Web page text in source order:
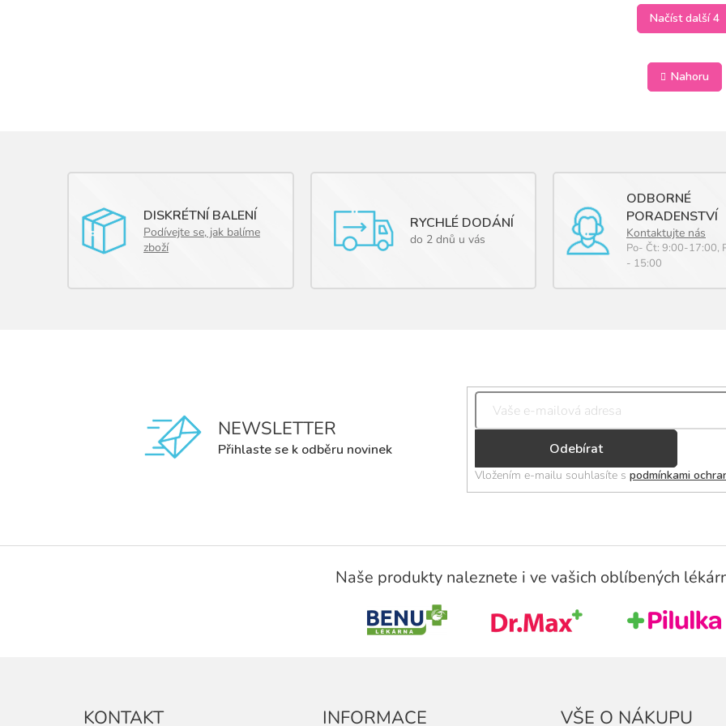
v
l
p
r
v
k
y
v
p
Načíst další 4
Nahoru
DISKRÉTNÍ BALENÍ
Podívejte se, jak balíme
zboží
RYCHLÉ DODÁNÍ
do 2 dnů u vás
ODBORNÉ
PORADENSTVÍ
Kontaktujte nás
Po- Čt: 9:00-17:00,
- 15:00
NEWSLETTER
Přihlaste se k odběru novinek
Přihlásit
se
Vložením e-mailu souhlasíte s podmínkami
Z
Naše produkty naleznete i ve vašich oblíbených
KONTAKT INFORMACE VŠE O NÁKUPU